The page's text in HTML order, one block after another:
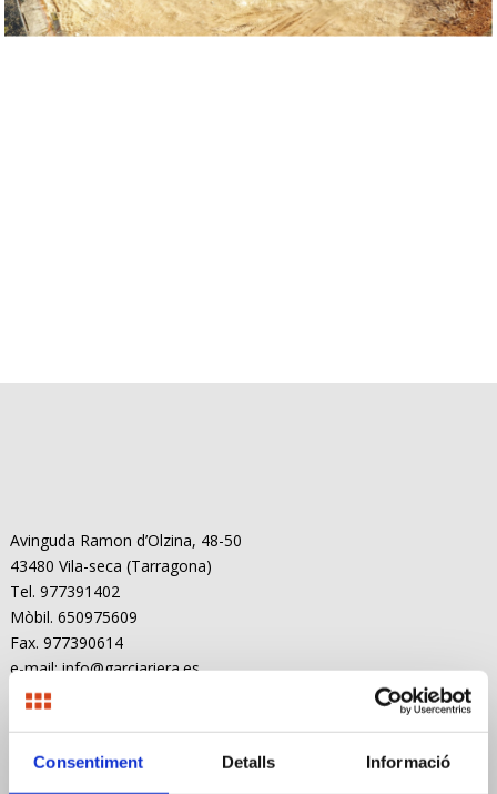
Consentiment Detalls Informació
Avinguda Ramon d’Olzina, 48-50
43480 Vila-seca (Tarragona)
Tel. 977391402
Mòbil. 650975609
Fax. 977390614
e-mail: info@garciariera.es
08173 Sant Cugat del Vallès (Barcelona)